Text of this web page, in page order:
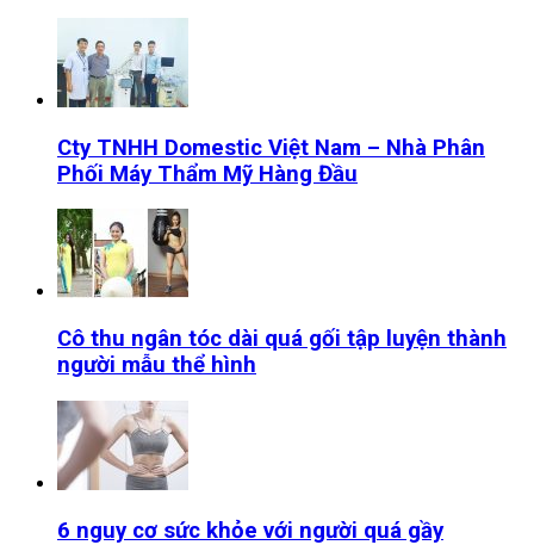
Cty TNHH Domestic Việt Nam – Nhà Phân
Phối Máy Thẩm Mỹ Hàng Đầu
Cô thu ngân tóc dài quá gối tập luyện thành
người mẫu thể hình
6 nguy cơ sức khỏe với người quá gầy